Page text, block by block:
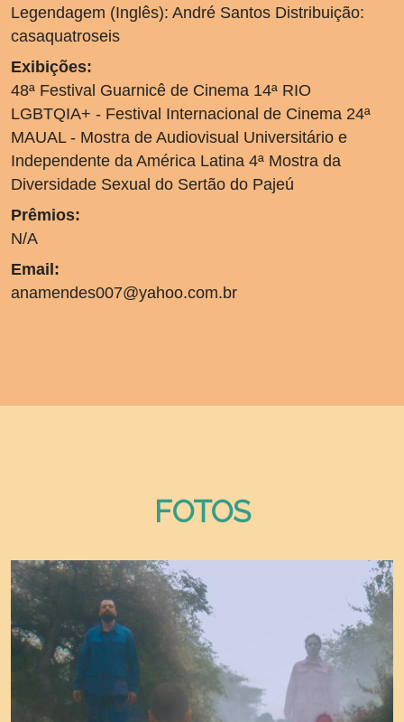
Legendagem (Inglês): André Santos Distribuição:
casaquatroseis
Exibições:
48ª Festival Guarnicê de Cinema 14ª RIO
LGBTQIA+ - Festival Internacional de Cinema 24ª
MAUAL - Mostra de Audiovisual Universitário e
Independente da América Latina 4ª Mostra da
Diversidade Sexual do Sertão do Pajeú
Prêmios:
N/A
Email:
anamendes007@yahoo.com.br
FOTOS